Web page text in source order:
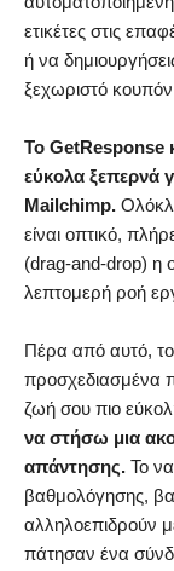
ετικέτες στις
ή να
ξεχωριστό
Το GetResponse
εύκολα ξεπερνά
Mailchimp.
είναι οπτικό,
(drag-and-drop) η
λεπτομερή ροή
Πέρα από αυτό,
προσχεδιασμένα
ζωή σου πιο
να στήσω μια
απάντησης. Το
βαθμολόγησης,
αλληλοεπιδρούν
πάτησαν ένα